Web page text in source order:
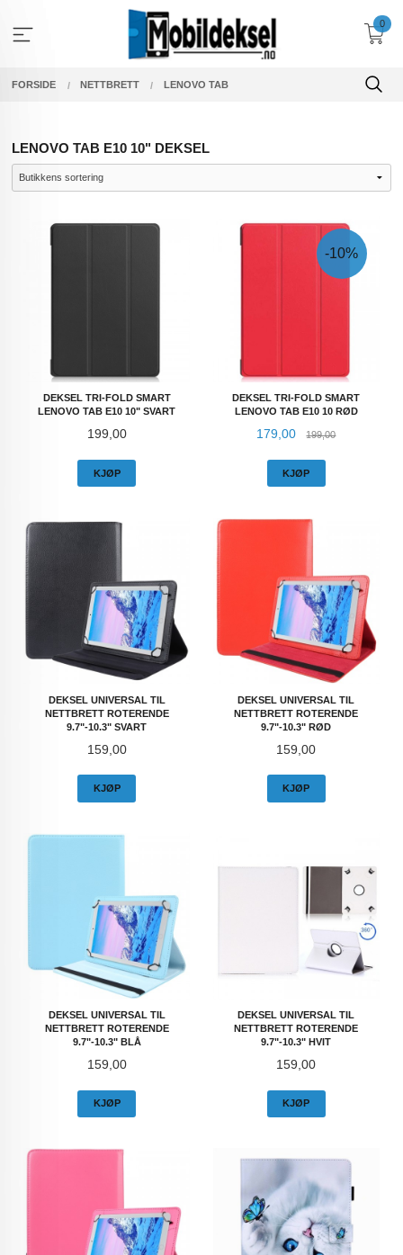
innholdet
0
FORSIDE NETTBRETT LENOVO TAB
LENOVO TAB E10 10" DEKSEL
DEKSEL TRI-FOLD SMART
LENOVO TAB E10 10" SVART
Pris
199,00
KJØP
DEKSEL TRI-FOLD SMART
LENOVO TAB E10 10 RØD
Tilbud
179,00 199,00Rabatt
-10%
KJØP
DEKSEL UNIVERSAL TIL
NETTBRETT ROTERENDE
9.7"-10.3" SVART
Pris
159,00
KJØP
DEKSEL UNIVERSAL TIL
NETTBRETT ROTERENDE
9.7"-10.3" RØD
Pris
159,00
KJØP
DEKSEL UNIVERSAL TIL
NETTBRETT ROTERENDE
9.7"-10.3" BLÅ
Pris
159,00
KJØP
DEKSEL UNIVERSAL TIL
NETTBRETT ROTERENDE
9.7"-10.3" HVIT
Pris
159,00
KJØP